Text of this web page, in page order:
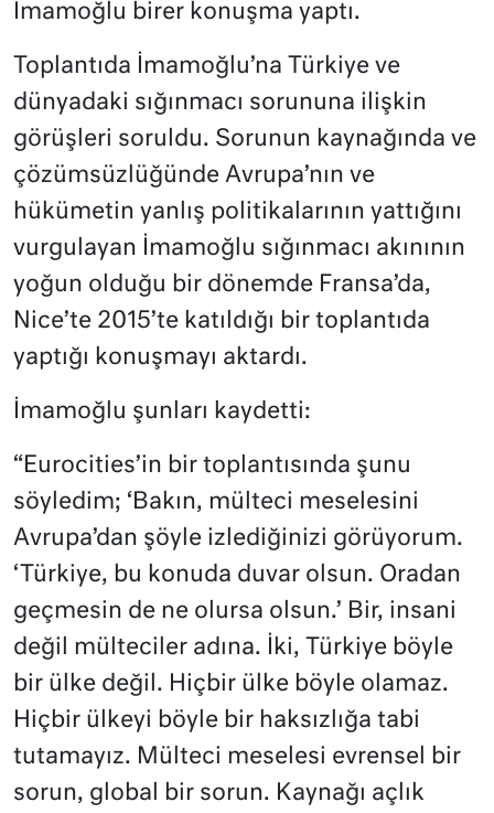
İmamoğlu birer konuşma yaptı.
Toplantıda İmamoğlu’na Türkiye ve
dünyadaki sığınmacı sorununa ilişkin
görüşleri soruldu. Sorunun kaynağında ve
çözümsüzlüğünde Avrupa’nın ve
hükümetin yanlış politikalarının yattığını
vurgulayan İmamoğlu sığınmacı akınının
yoğun olduğu bir dönemde Fransa’da,
Nice’te 2015’te katıldığı bir toplantıda
yaptığı konuşmayı aktardı.
İmamoğlu şunları kaydetti:
“Eurocities’in bir toplantısında şunu
söyledim; ‘Bakın, mülteci meselesini
Avrupa’dan şöyle izlediğinizi görüyorum.
‘Türkiye, bu konuda duvar olsun. Oradan
geçmesin de ne olursa olsun.’ Bir, insani
değil mülteciler adına. İki, Türkiye böyle
bir ülke değil. Hiçbir ülke böyle olamaz.
Hiçbir ülkeyi böyle bir haksızlığa tabi
tutamayız. Mülteci meselesi evrensel bir
sorun, global bir sorun. Kaynağı açlık